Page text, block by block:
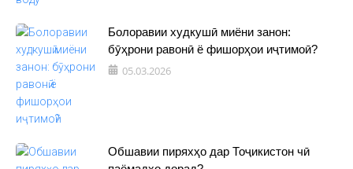
Болоравии худкушӣ миёни занон:
бӯҳрони равонӣ ё фишорҳои иҷтимоӣ?
05.03.2026
Обшавии пиряхҳо дар Тоҷикистон чӣ